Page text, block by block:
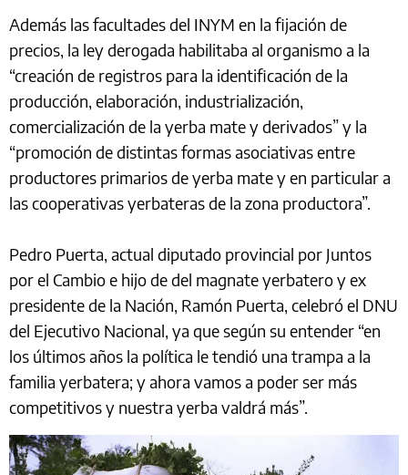
Además las facultades del INYM en la fijación de
precios, la ley derogada habilitaba al organismo a la
“creación de registros para la identificación de la
producción, elaboración, industrialización,
comercialización de la yerba mate y derivados” y la
“promoción de distintas formas asociativas entre
productores primarios de yerba mate y en particular a
las cooperativas yerbateras de la zona productora”.
Pedro Puerta, actual diputado provincial por Juntos
por el Cambio e hijo de del magnate yerbatero y ex
presidente de la Nación, Ramón Puerta, celebró el DNU
del Ejecutivo Nacional, ya que según su entender “en
los últimos años la política le tendió una trampa a la
familia yerbatera; y ahora vamos a poder ser más
competitivos y nuestra yerba valdrá más”.